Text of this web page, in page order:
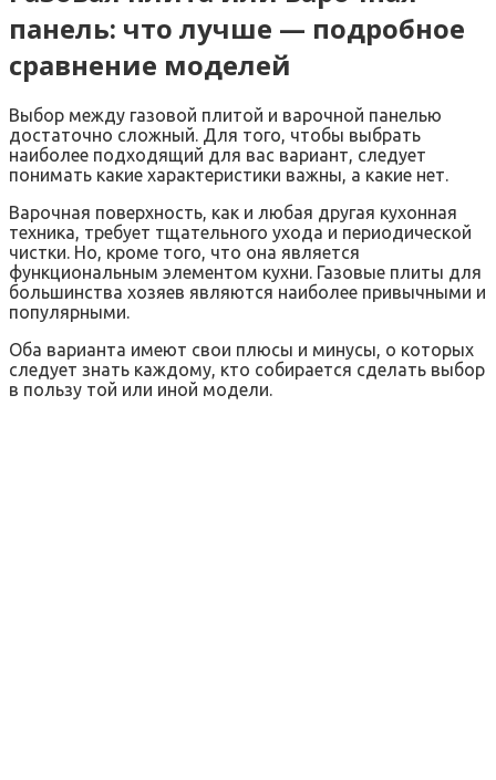
панель: что лучше — подробное
сравнение моделей
Выбор между газовой плитой и варочной панелью
достаточно сложный. Для того, чтобы выбрать
наиболее подходящий для вас вариант, следует
понимать какие характеристики важны, а какие нет.
Варочная поверхность, как и любая другая кухонная
техника, требует тщательного ухода и периодической
чистки. Но, кроме того, что она является
функциональным элементом кухни. Газовые плиты для
большинства хозяев являются наиболее привычными и
популярными.
Оба варианта имеют свои плюсы и минусы, о которых
следует знать каждому, кто собирается сделать выбор
в пользу той или иной модели.